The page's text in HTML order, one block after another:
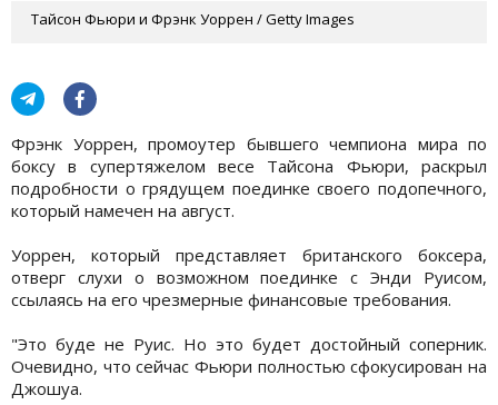
Тайсон Фьюри и Фрэнк Уоррен / Getty Images
Фрэнк Уоррен, промоутер бывшего чемпиона мира по
боксу в супертяжелом весе Тайсона Фьюри, раскрыл
подробности о грядущем поединке своего подопечного,
который намечен на август.
Уоррен, который представляет британского боксера,
отверг слухи о возможном поединке с Энди Руисом,
ссылаясь на его чрезмерные финансовые требования.
"Это буде не Руис. Но это будет достойный соперник.
Очевидно, что сейчас Фьюри полностью сфокусирован на
Джошуа.